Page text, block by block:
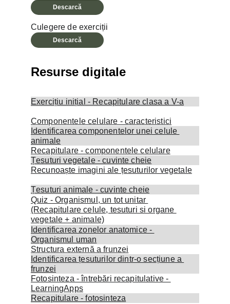
Resurse digitale
Descarcă
Culegere de exerciții
Descarcă
Exercițiu inițial - Recapitulare clasa a V-a
Componentele celulare - caracteristici
Țesuturi vegetale - cuvinte cheie
Identificarea țesuturilor dintr-o secțiune a
frunzei
Identificarea componentelor unei celule
animale
Recapitulare - componentele celulare
Structura externă a frunzei
Recunoaște imagini ale țesuturilor vegetale
Țesuturi animale - cuvinte cheie
Recapitulare - fotosinteza
Quiz - Organismul, un tot unitar
(Recapitulare celule, tesuturi si organe
vegetale + animale)
Fotosinteza - întrebări recapitulative -
LearningApps
Identificarea zonelor anatomice -
Organismul uman